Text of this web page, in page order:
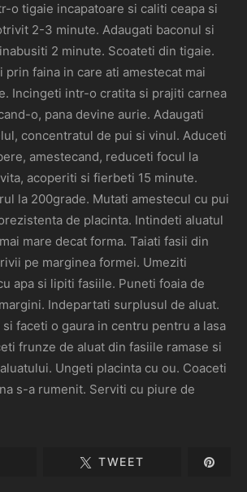
o tigaie incapatoare si caliti ceapa si
2-3 minute. Adaugati baconul si
2 minute. Scoateti din tigaie.
prin faina in care ati amestecat mai
Incingeti intr-o cratita si prajiti carnea
o, pana devine aurie. Adaugati
concentratul de pui si vinul. Aduceti
amestecand, reduceti focul la
acoperiti si fierbeti 15 minute.
la 200grade. Mutati amestecul cu pui
de placinta. Intindeti aluatul
mare decat forma. Taiati fasii din
pe marginea formei. Umeziti
apa si lipiti fasiile. Puneti foaia de
Indepartati surplusul de aluat.
faceti o gaura in centru pentru a lasa
frunze de aluat din fasiile ramase si
Ungeti placinta cu ou. Coaceti
s-a rumenit. Serviti cu piure de
TWEET